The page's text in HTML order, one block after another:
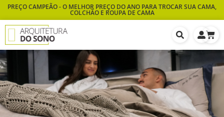
PREÇO CAMPEÃO - O MELHOR PREÇO DO ANO PARA TROCAR SUA CAMA,
COLCHÃO E ROUPA DE CAMA